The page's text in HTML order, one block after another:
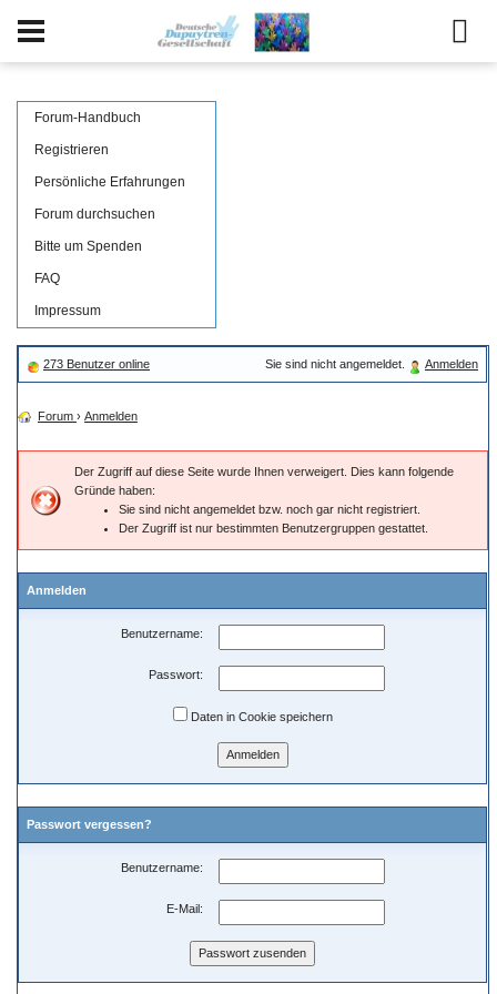
Forum-Handbuch
Registrieren
Persönliche Erfahrungen
Forum durchsuchen
Bitte um Spenden
FAQ
Impressum
273 Benutzer online Sie sind nicht angemeldet. Anmelden
Forum › Anmelden
Der Zugriff auf diese Seite wurde Ihnen verweigert. Dies kann folgende
Gründe haben:
Sie sind nicht angemeldet bzw. noch gar nicht registriert.
Der Zugriff ist nur bestimmten Benutzergruppen gestattet.
Anmelden
Benutzername:
Passwort:
Daten in Cookie speichern
Passwort vergessen?
Benutzername:
E-Mail: